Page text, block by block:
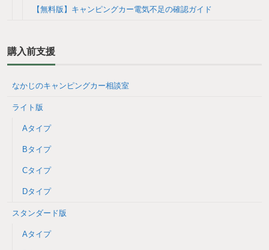
【無料版】キャンピングカー電気不足の確認ガイド
購入前支援
なかじのキャンピングカー相談室
ライト版
Aタイプ
Bタイプ
Cタイプ
Dタイプ
スタンダード版
Aタイプ